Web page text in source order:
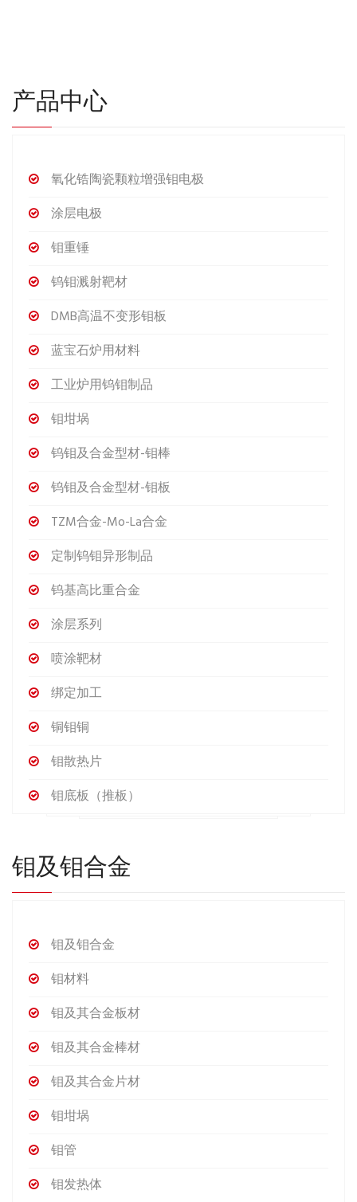
产品中心
氧化锆陶瓷颗粒增强钼电极
涂层电极
钼重锤
钨钼溅射靶材
DMB高温不变形钼板
蓝宝石炉用材料
工业炉用钨钼制品
钼坩埚
钨钼及合金型材-钼棒
钨钼及合金型材-钼板
TZM合金-Mo-La合金
定制钨钼异形制品
钨基高比重合金
涂层系列
喷涂靶材
绑定加工
铜钼铜
钼散热片
钼底板（推板）
钼及钼合金
钼及钼合金
钼材料
钼及其合金板材
钼及其合金棒材
钼及其合金片材
钼坩埚
钼管
钼发热体